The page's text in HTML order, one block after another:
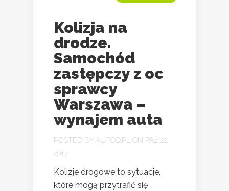
Kolizja na
drodze.
Samochód
zastępczy z oc
sprawcy
Warszawa –
wynajem auta
POSTED BY AUTOQ.PL ON PAŹ 22,
2017
Kolizje drogowe to sytuacje,
które mogą przytrafić się